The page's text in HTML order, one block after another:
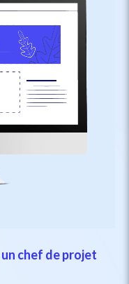
un chef de projet